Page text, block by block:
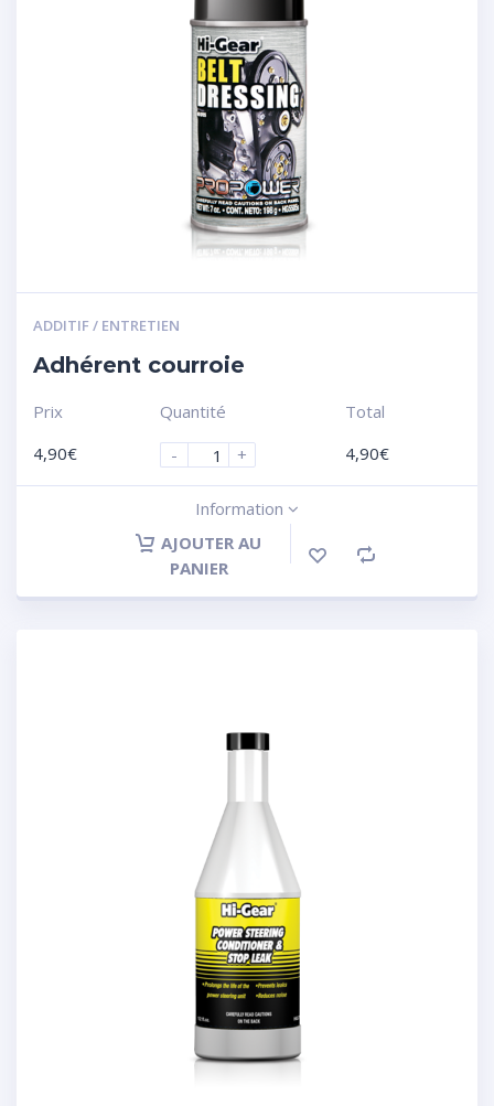
ADDITIF / ENTRETIEN
Adhérent courroie
Prix
4,90€
Quantité
-
+
Total
4,90€
Information
AJOUTER AU
PANIER